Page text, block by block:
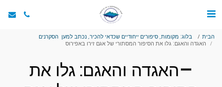
הבית
בלוג: מקומות, סיפורים ייחודיים שכדאי להכיר, נכתב למען הסקרנים
האגדה והאגם: גלו את הסיפור המסתורי של אגם זירו באפירוס
האגדה והאגם: גלו את